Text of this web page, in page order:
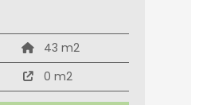
43 m2
0 m2